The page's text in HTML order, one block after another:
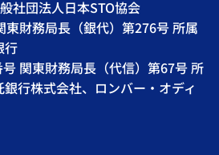
社団法人日本STO協会
東財務局長（銀代）第276号 所属
行
関東財務局長（代信）第67号 所
行株式会社、ロンバー・オディ